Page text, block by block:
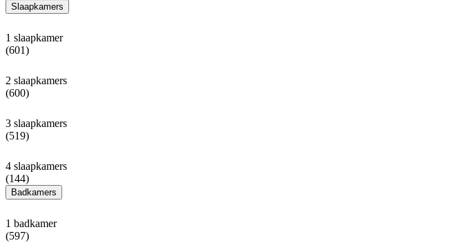
Slaapkamers
1 slaapkamer
(601)
2 slaapkamers
(600)
3 slaapkamers
(519)
4 slaapkamers
(144)
Badkamers
1 badkamer
(597)